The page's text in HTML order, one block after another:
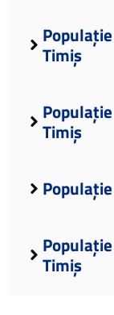
Timiș
Timiș
Timiș